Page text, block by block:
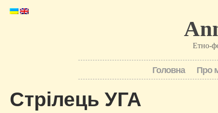
Етно-
Головна Про
Стрілець УГА